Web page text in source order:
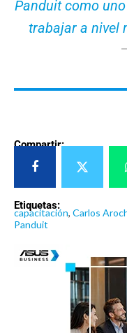
Panduit como
trabajar a nivel
Compartir:
Etiquetas:
capacitación, Carlos
Panduit